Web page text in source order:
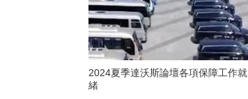
2024夏季達沃斯論壇各項保障工作就
緒